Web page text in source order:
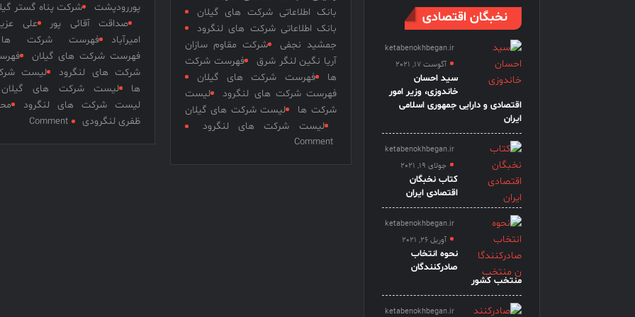
بانک اطلاعاتی شرکت های گیلان
بانک اطلاعاتی شرکت های لنگرود
جمشید نجفی
شرکت مقاوم سازان
آریا نگین لنگر شرق
فهرست شرکت
ها
فهرست شرکت های گیلان
فهرست شرکت های لنگرود
لیست
شرکت ها
لیست شرکت های گیلان
لیست شرکت های لنگرود
Comment
پوررودپشت
شرکت پناه گستر
صداقت آقائی پور
علی
امیرآباد
فهرست شرکت ها
فهرست شرکت های گیلان
شرکت های لنگرود
لیست
ها
لیست شرکت های گیلان
لیست شرکت های لنگرود
ظفری لنگرودی
Comment
on
نخبگان اقتصادی
ketabenokhbegan.ir
آگوست 17, 2021
سید احسان
خاندوزی، وزیر امور
اقتصادی و دارایی جمهوری اسلامی
ایران
ketabenokhbegan.ir
جولای 19, 2021
کتاب نخبگان
اقتصادی ایران
ketabenokhbegan.ir
آوریل 26, 2021
نحوه انتخاب
صادرکنندگان
منتخب کشور
ketabenokhbegan.ir